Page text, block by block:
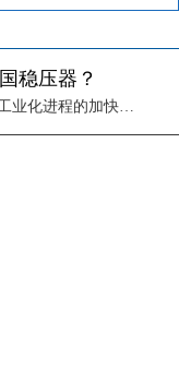
稳压器？
近年来，随着印度经济的发展和工业化进程的加快，电力需求持续增长。但与此同时，印度电网电压波动、供电不稳定的问题依然突出，尤其在部分工业园区和农村地区， ...